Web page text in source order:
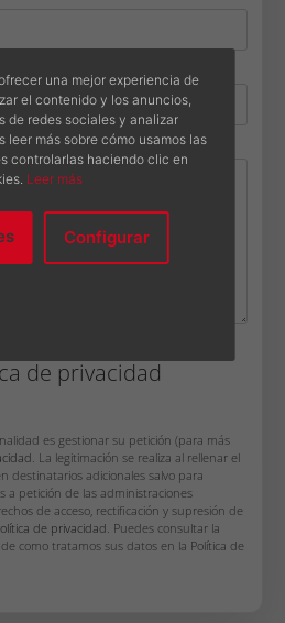
de privacidad
es gestionar su petición (para más
. La legitimación se realiza al rellenar el
destinatarios adicionales salvo para
a petición de las administraciones
de acceso, rectificación y supresión de
de privacidad . Puedes consultar la
como tratamos sus datos en la Política de
una mejor experiencia de
el contenido y los anuncios,
de redes sociales y analizar
leer más sobre cómo usamos las
controlarlas haciendo clic en
Leer más
Configurar